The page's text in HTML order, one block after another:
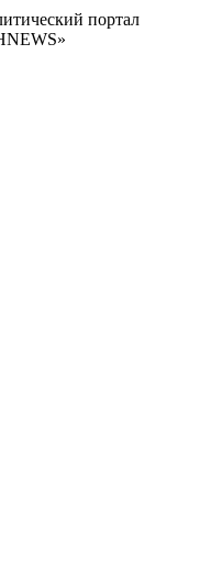
портал